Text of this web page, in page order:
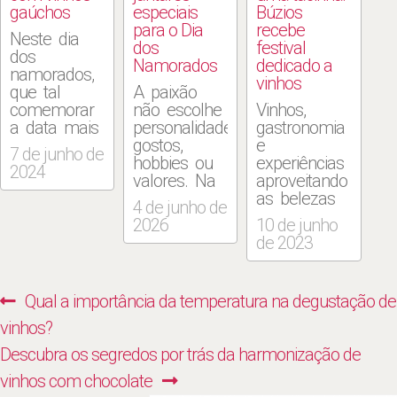
gaúchos
Neste dia
dos
namorados,
que tal
comemorar
a data mais
romântica
do ano com
vinhos
enchentes e
um dos
principais
produtos do
estado são
7 de junho de
2024
especiais
para o Dia
dos
Namorados
A paixão
não escolhe
personalidade,
gostos,
hobbies ou
valores. Na
internet,
porém, uma
pergunta
frequência
do nicho
vegano e
4 de junho de
2026
Búzios
recebe
festival
dedicado a
vinhos
Vinhos,
gastronomia
e
experiências
aproveitando
as belezas
naturais da
Região dos
Lagos são
evento Wine
começou
10 de junho
de 2023
Navegação
de
Post
Previous
post:
Qual a importância da temperatura na degustação de
vinhos?
Next
post:
Descubra os segredos por trás da harmonização de
vinhos com chocolate